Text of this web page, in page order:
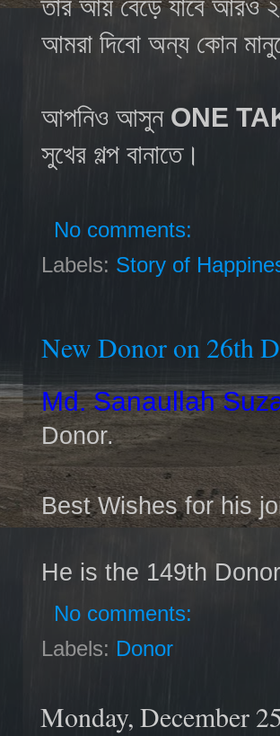
তাঁর আয় বেড়ে যাবে আরও
আমরা দিবো অন্য কোন
আপনিও আসুন ONE
সুখের গল্প বানাতে।
No comments:
Labels: Story of
New Donor on 26th
Md. Sanaullah
Donor.
Best Wishes for his
He is the 149th
No comments:
Labels: Donor
Monday, December